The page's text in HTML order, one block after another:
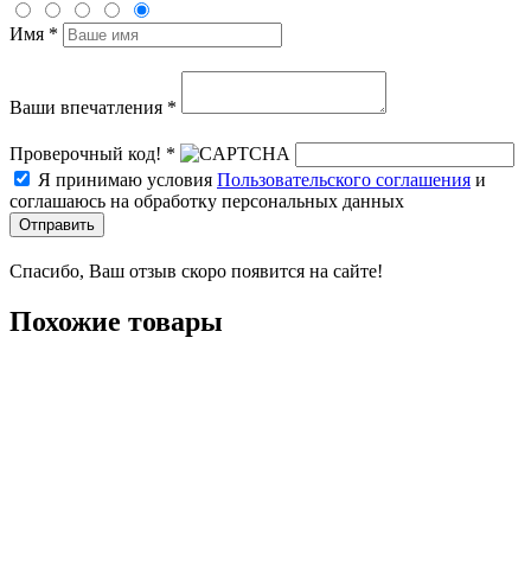
Имя *
Ваши впечатления *
Проверочный код! *
Я принимаю условия Пользовательского соглашения и
соглашаюсь на обработку персональных данных
Отправить
Спасибо, Ваш отзыв скоро появится на сайте!
Похожие товары